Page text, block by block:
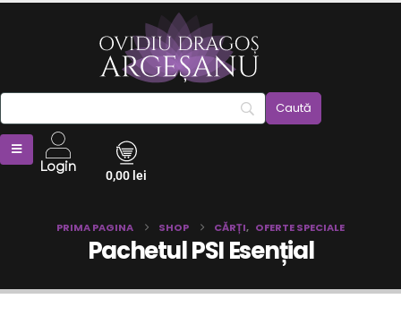
Login 0,00 lei
PRIMA PAGINA SHOP CĂRȚI, OFERTE SPECIALE
Pachetul PSI Esențial